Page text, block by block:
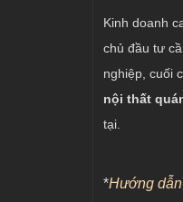
Bố
Lựa
Kinh doanh
chủ đầu tư
nghiệp, cuối
nội thất
tại.
*Hướng